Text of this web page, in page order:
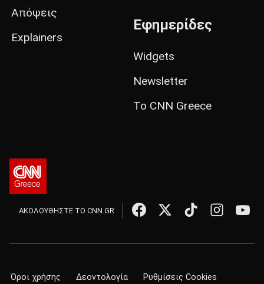
Απόψεις
Explainers
Εφημερίδες
Widgets
Newsletter
Το CNN Greece
ΑΚΟΛΟΥΘΗΣΤΕ ΤΟ CNN.GR
Όροι χρήσης Δεοντολογία Ρυθμίσεις Cookies